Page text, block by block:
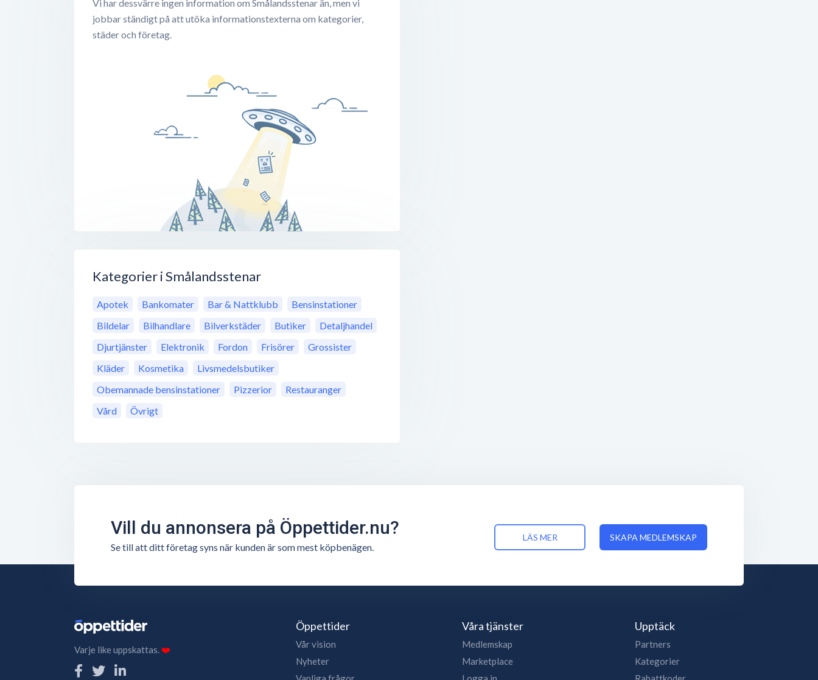
Vi har dessvärre ingen information om Smålandsstenar än, men vi
jobbar ständigt på att utöka informationstexterna om kategorier,
städer och företag.
Kategorier i Smålandsstenar
Apotek Bankomater Bar & Nattklubb
Bensinstationer
Bildelar
Bilhandlare Bilverkstäder Butiker
Detaljhandel
Djurtjänster
Elektronik Fordon Frisörer
Grossister
Kläder
Kosmetika
Livsmedelsbutiker
Obemannade bensinstationer
Pizzerior
Restauranger
Vård
Övrigt
Vill du annonsera på Öppettider.nu?
Se till att ditt företag syns när kunden är som mest köpbenägen.
LÄS MER SKAPA MEDLEMSKAP
Varje like uppskattas.❤️
Öppettider
Vår vision
Nyheter
Våra tjänster
Medlemskap
Marketplace
Upptäck
Partners
Kategorier